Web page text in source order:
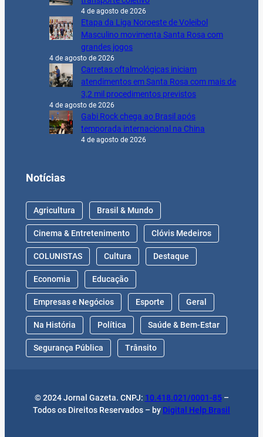
4 de agosto de 2026
Etapa da Liga Noroeste de Voleibol
Masculino movimenta Santa Rosa com
grandes jogos
4 de agosto de 2026
Carretas oftalmológicas iniciam
atendimentos em Santa Rosa com mais de
3,2 mil procedimentos previstos
4 de agosto de 2026
Gabi Rock chega ao Brasil após
temporada internacional na China
4 de agosto de 2026
Notícias
Agricultura Brasil & Mundo
Cinema & Entretenimento Clóvis Medeiros
COLUNISTAS Cultura Destaque
Economia Educação
Empresas e Negócios Esporte Geral
Na História Política Saúde & Bem-Estar
Segurança Pública Trânsito
© 2024 Jornal Gazeta. CNPJ: 10.418.021/0001-85–
Todos os Direitos Reservados – by Digital Help Brasil